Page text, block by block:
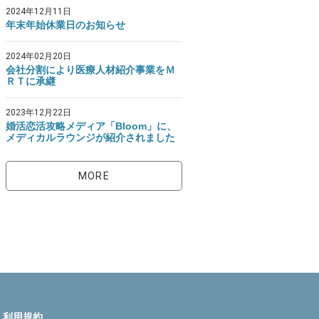
2024年12月11日
年末年始休業日のお知らせ
2024年02月20日
会社分割により医療人材紹介事業をＭ
ＲＴに承継
2023年12月22日
婚活恋活攻略メディア「Bloom」に、
メディカルラウンジが紹介されました
MORE